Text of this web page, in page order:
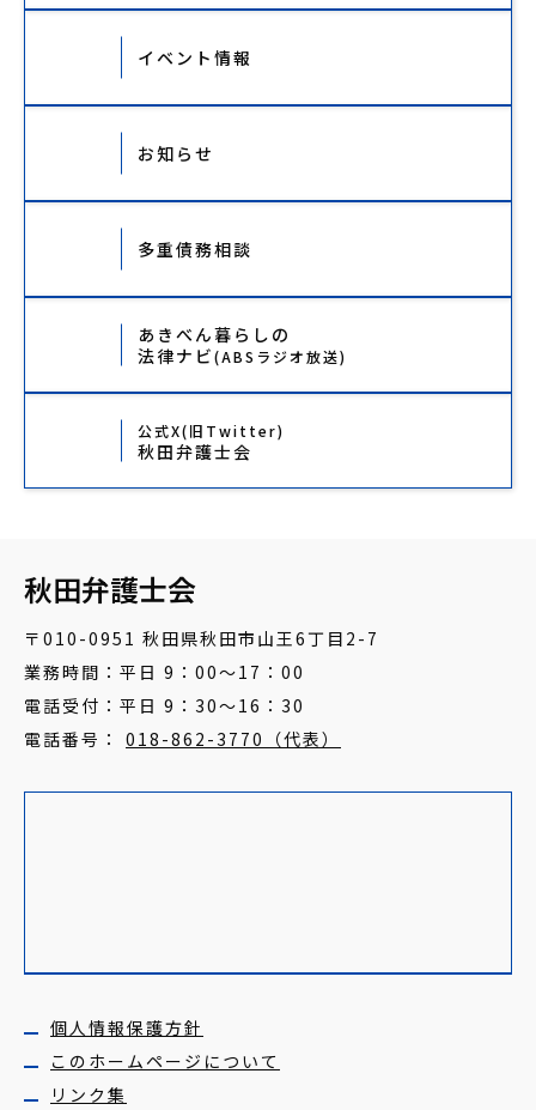
イベント情報
お知らせ
多重債務相談
あきべん暮らしの
法律ナビ(ABSラジオ放送)
公式X(旧Twitter)
秋田弁護士会
秋田弁護士会
〒010-0951 秋田県秋田市山王6丁目2-7
業務時間：平日 9：00～17：00
電話受付：平日 9：30～16：30
電話番号： 018-862-3770（代表）
個人情報保護方針
このホームページについて
リンク集